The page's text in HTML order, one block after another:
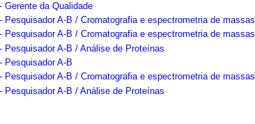
Gerente da Qualidade
Pesquisador A-B / Cromatografia e espectrometria de massas
Pesquisador A-B / Cromatografia e espectrometria de massas
Pesquisador A-B / Análise de Proteínas
Pesquisador A-B
Pesquisador A-B / Cromatografia e espectrometria de massas
Pesquisador A-B / Análise de Proteínas